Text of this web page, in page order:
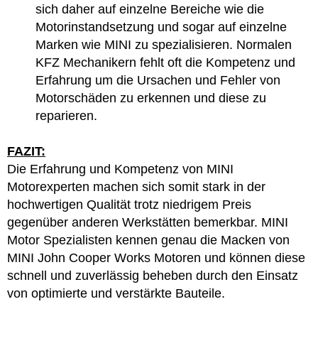
sich daher auf einzelne Bereiche wie die
Motorinstandsetzung und sogar auf einzelne
Marken wie MINI zu spezialisieren. Normalen
KFZ Mechanikern fehlt oft die Kompetenz und
Erfahrung um die Ursachen und Fehler von
Motorschäden zu erkennen und diese zu
reparieren.
FAZIT:
Die Erfahrung und Kompetenz von MINI
Motorexperten machen sich somit stark in der
hochwertigen Qualität trotz niedrigem Preis
gegenüber anderen Werkstätten bemerkbar. MINI
Motor Spezialisten kennen genau die Macken von
MINI John Cooper Works Motoren und können diese
schnell und zuverlässig beheben durch den Einsatz
von optimierte und verstärkte Bauteile.